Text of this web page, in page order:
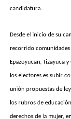
candidatura.
Desde el inicio de su
recorrido comunidades
Epazoyucan, Tizayuca
los electores es subir
unión propuestas de
los rubros de
derechos de la mujer,